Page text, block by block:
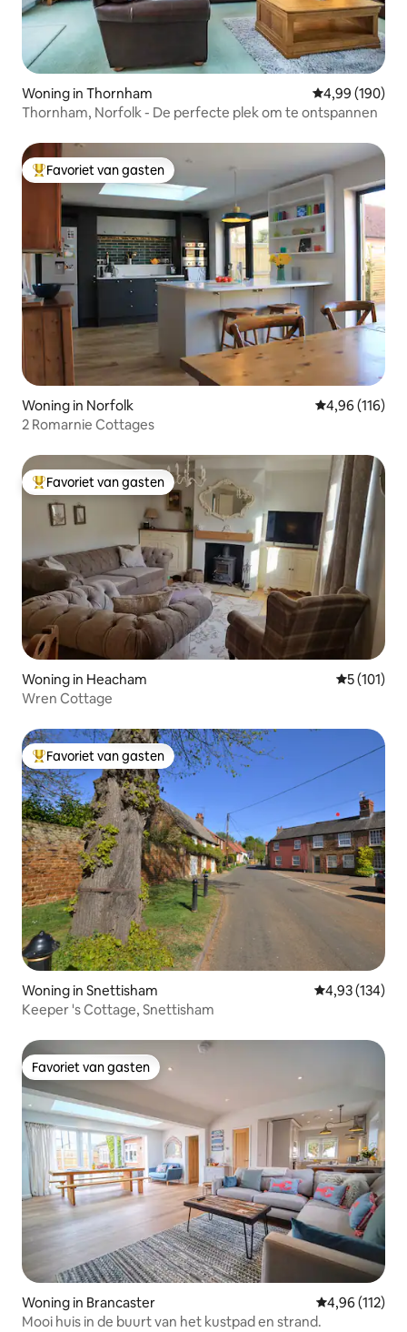
Woning in Thornham Gemiddelde
4,99 (190)
Thornham, Norfolk - De perfecte plek om te ontspannen
Topfavoriet van gasten
Favoriet van gasten
Woning in Norfolk Gemiddelde
4,96 (116)
2 Romarnie Cottages
Topfavoriet van gasten
Favoriet van gasten
Woning in Heacham
5 (101)
Wren Cottage
Topfavoriet van gasten
Favoriet van gasten
Woning in Snettisham Gemiddelde
4,93 (134)
Keeper 's Cottage, Snettisham
Favoriet van gasten
Favoriet van gasten
Woning in Brancaster Gemiddelde
4,96 (112)
Mooi huis in de buurt van het kustpad en strand.